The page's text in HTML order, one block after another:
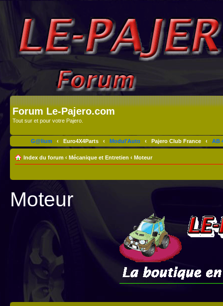
Forum Le-Pajero.com
Tout sur et pour votre Pajero.
G@lium ‹ Euro4X4Parts ‹ Modul'Auto ‹ Pajero Club France ‹ AB
Index du forum ‹ Mécanique et Entretien ‹ Moteur
Moteur